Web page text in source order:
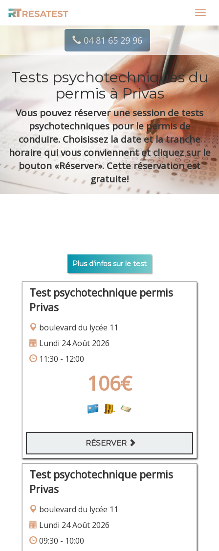
04 81 65 29 96
Tests psychotechniques du
permis à Privas
Vous pouvez réserver une session de tests
psychotechniques pour le permis de
conduire. Choisissez la date et la tranche
horaire qui vous conviennent et cliquez sur le
bouton «Réserver». Cette réservation est
gratuite!
Plus d'infos sur le test
Test psychotechnique permis
Privas
boulevard du lycée 11
Lundi 24 Août 2026
11:30 - 12:00
106€
RÉSERVER
Test psychotechnique permis
Privas
boulevard du lycée 11
Lundi 24 Août 2026
09:30 - 10:00